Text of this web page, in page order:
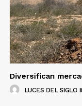
Diversifican
LUCES DEL SIGLO